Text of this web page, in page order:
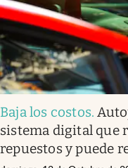
Baja los costos.
sistema digital que
repuestos y puede